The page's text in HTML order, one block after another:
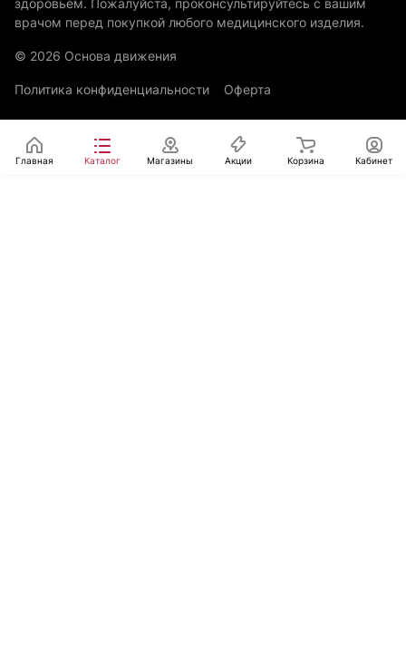
здоровьем. Пожалуйста, проконсультируйтесь с вашим
врачом перед покупкой любого медицинского изделия.
© 2026 Основа движения
Политика конфиденциальности Оферта
Главная Каталог Магазины Акции Корзина Кабинет